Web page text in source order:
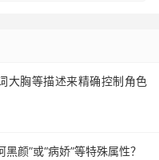
大胸等描述来精确控制角色
颜”或“病娇”等特殊属性？